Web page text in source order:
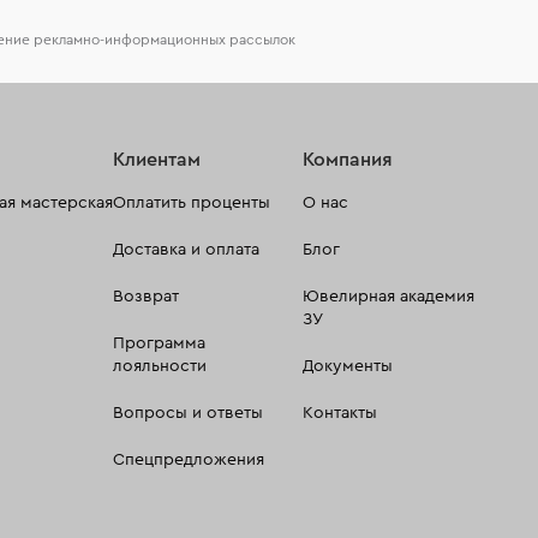
рекламно-информационных рассылок
мастерская
Клиентам
Оплатить проценты
Доставка и оплата
Возврат
Программа
лояльности
Вопросы и ответы
Спецпредложения
Компания
О нас
Блог
Ювелирная академия
ЗУ
Документы
Контакты